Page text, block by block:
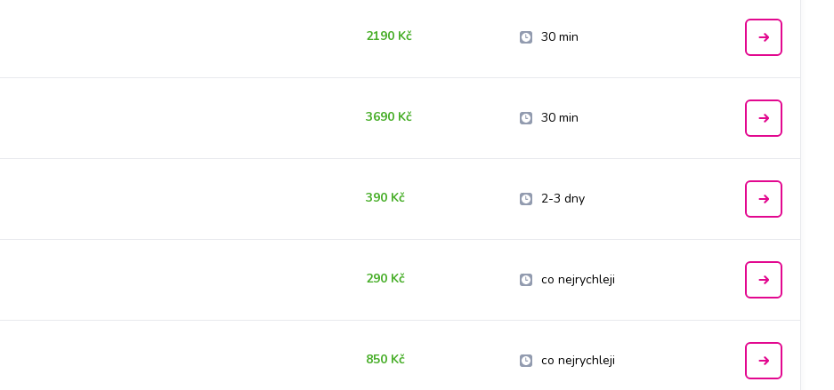
2190 Kč 30 min
3690 Kč 30 min
390 Kč 2-3 dny
290 Kč co nejrychleji
850 Kč co nejrychleji